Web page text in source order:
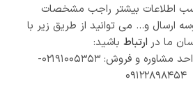
اطلاعات بیشتر راجب مشخصات
ارسال و… می توانید از طریق زیر با
ما در ارتباط باشید:
تماس مستقیم با واحد مشاوره و فروش: ۰۲۱۹۱۰۰۵۳۵۳-
۰۹۱۲۲۸۹۸۴۵۴